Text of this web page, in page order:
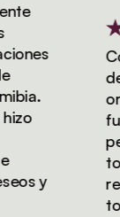
y
de